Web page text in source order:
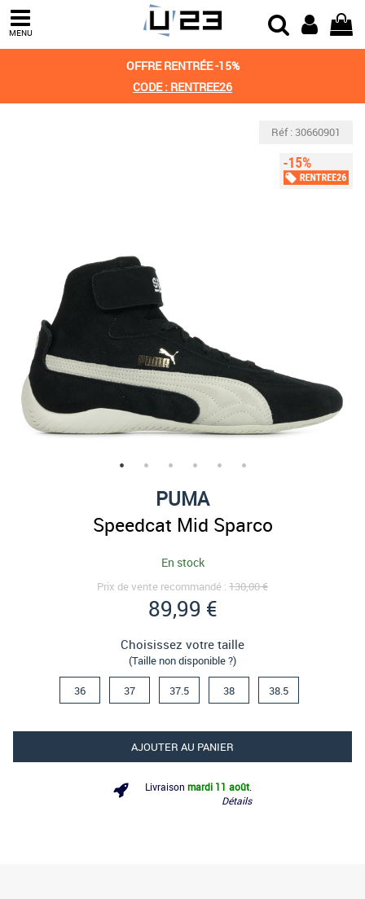
MENU
OFFRE RENTRÉE -15%
CODE : RENTREE26
Réf : 30660901
PUMA
Speedcat Mid Sparco
En stock
Prix de vente recommandé : 130,00 €
89,99 €
Choisissez votre taille
(Taille non disponible ?)
36 37 37.5 38 38.5
AJOUTER AU PANIER
Livraison mardi 11 août
Détails